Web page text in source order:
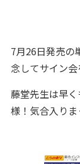
7月26日発売の
念してサイン会
藤堂先生は早
様！気合入りま